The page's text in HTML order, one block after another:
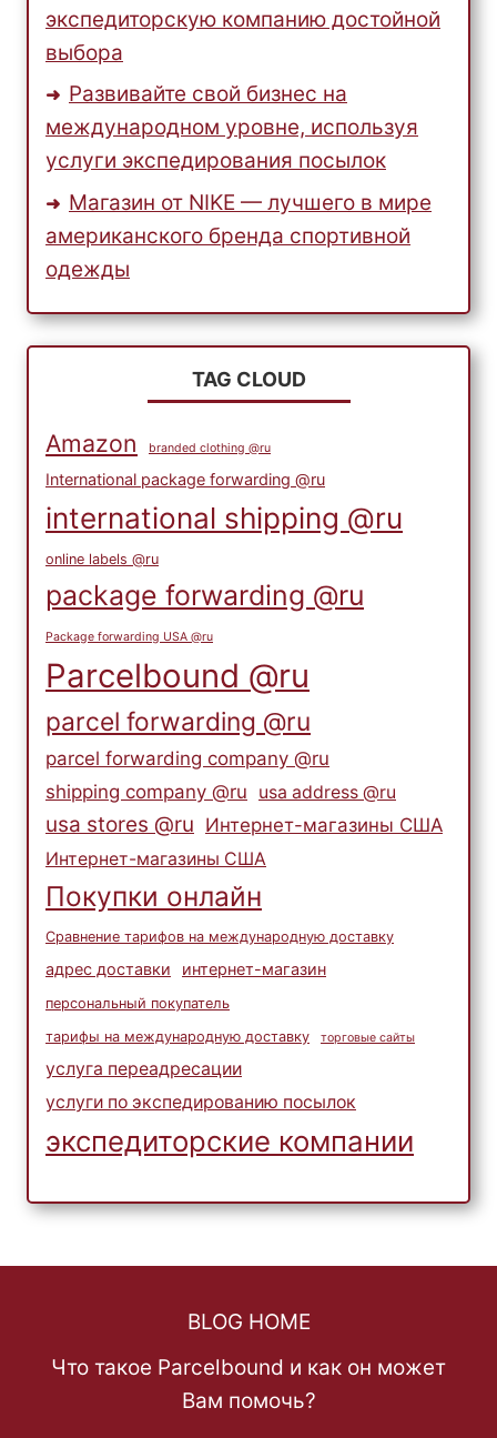
экспедиторскую компанию достойной
выбора
Развивайте свой бизнес на
международном уровне, используя
услуги экспедирования посылок
Магазин от NIKE — лучшего в мире
американского бренда спортивной
одежды
TAG CLOUD
Amazon branded clothing @ru
International package forwarding @ru
international shipping @ru
online labels @ru
package forwarding @ru
Package forwarding USA @ru
Parcelbound @ru
parcel forwarding @ru
parcel forwarding company @ru
shipping company @ru
usa address @ru
usa stores @ru Интернет-магазины США
Интернет-магазины США
Покупки онлайн
Сравнение тарифов на международную доставку
адрес доставки интернет-магазин
персональный покупатель
тарифы на международную доставку
торговые сайты
услуга переадресации
услуги по экспедированию посылок
экспедиторские компании
BLOG HOME
Что такое Parcelbound и как он может
Вам помочь?